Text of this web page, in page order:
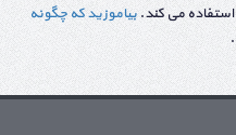
می کند. بیاموزید که چگونه
.